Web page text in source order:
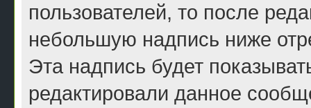
пользователей, то после
небольшую надпись ниже
Эта надпись будет
редактировали данное